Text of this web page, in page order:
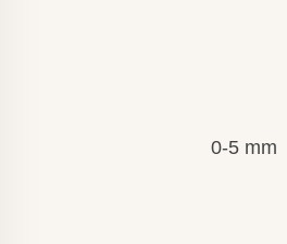
0-5 mm